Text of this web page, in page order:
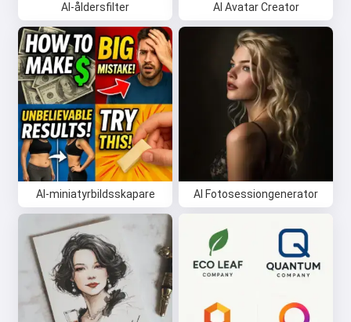
AI-åldersfilter AI Avatar Creator
AI-miniatyrbildsskapare AI Fotosessiongenerator